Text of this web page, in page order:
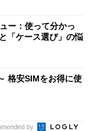
ー：使って分かっ
「ケース選び」の悩
格安SIMをお得に使
by